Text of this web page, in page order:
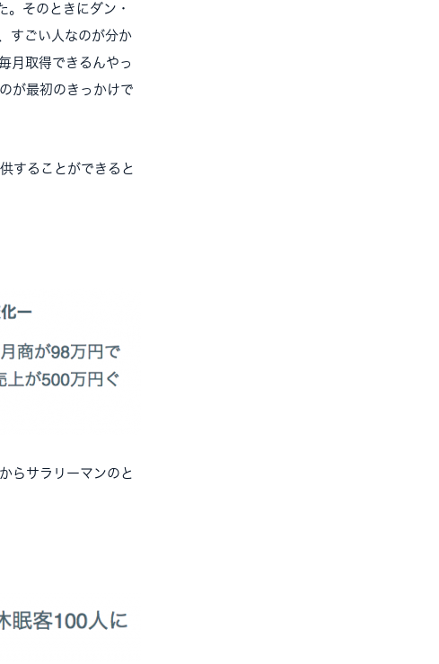
。そのときにダン・
すごい人なのが分か
月取得できるんやっ
が最初のきっかけで
することができると
らサラリーマンのと